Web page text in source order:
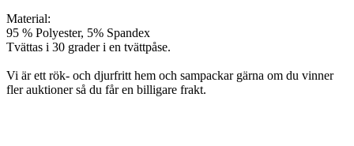
Material:
95 % Polyester, 5% Spandex
Tvättas i 30 grader i en tvättpåse.
Vi är ett rök- och djurfritt hem och sampackar gärna om du vinner
fler auktioner så du får en billigare frakt.